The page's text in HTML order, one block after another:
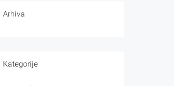
Arhiva
Kategorije